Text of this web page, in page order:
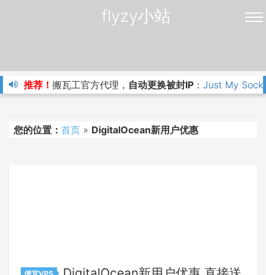
flyzy小站
推荐！ 搬瓦工官方代理， 自动更换被封IP ： Just My
您的位置： 首页 » DigitalOcean新用户优惠